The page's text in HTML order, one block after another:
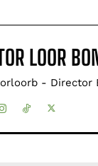
LOOR
- Director